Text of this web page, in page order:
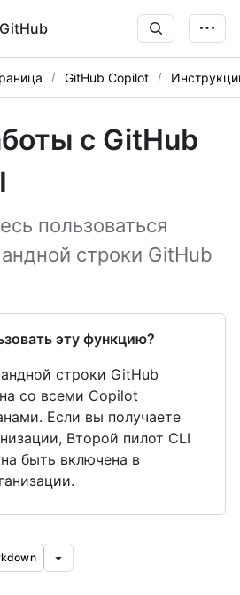
GitHub Copilot
с GitHub
пользоваться
строки GitHub
эту функцию?
строки GitHub
со всеми Copilot
Если вы получаете
Второй пилот CLI
быть включена в